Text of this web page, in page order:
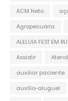
ACM Neto
Agropecuária
ALELUIA FEST EM
Assistir
auxiliar paciente
auxílio-aluguel